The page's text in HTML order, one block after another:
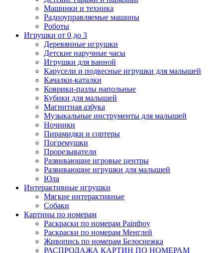
Машинки и техника
Радиоуправляемые машины
Роботы
Игрушки от 0 до 3
Деревянные игрушки
Детские наручные часы
Игрушки для ванной
Карусели и подвесные игрушки для малышей
Качалки-каталки
Коврики-пазлы напольные
Кубики для малышей
Магнитная азбука
Музыкальные инструменты для малышей
Ночники
Пирамидки и сортеры
Погремушки
Прорезыватели
Развивающие игровые центры
Развивающие игрушки для малышей
Юла
Интерактивные игрушки
Мягкие интерактивные
Собаки
Картины по номерам
Раскраски по номерам Paintboy
Раскраски по номерам Менглей
Живопись по номерам Белоснежка
РАСПРОДАЖА КАРТИН ПО НОМЕРАМ